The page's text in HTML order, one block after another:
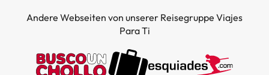
Andere Webseiten von unserer Reisegruppe Viajes
Para Ti